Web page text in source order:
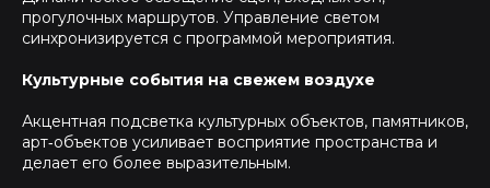
прогулочных маршрутов. Управление светом
синхронизируется с программой мероприятия.
Культурные события на свежем воздухе
Акцентная подсветка культурных объектов, памятников,
арт‑объектов усиливает восприятие пространства и
делает его более выразительным.